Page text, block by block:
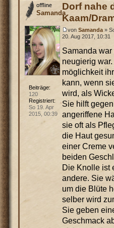
Dorf nahe
Kaam/
von Samanda»
20. Aug 2017, 10:31
Samanda
neugierig
möglichkeit
kann, wenn
wird, als
Sie hilft
angeriffene
sie oft als
die Haut
einer Creme
beiden
Die Knolle ist
andere. Sie
um die Blüte
selber wird
Sie geben
Geschmack
Samanda
Beiträge:
120
Registriert:
So 19. Apr
2015, 00:39